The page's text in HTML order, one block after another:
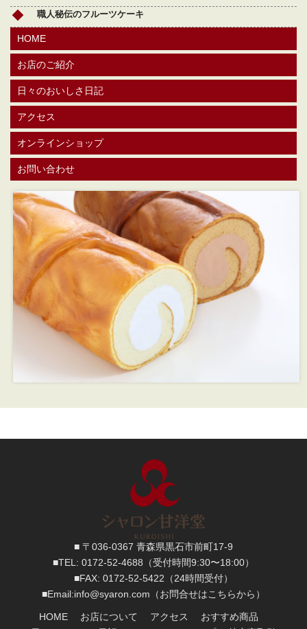
職人秘伝のフルーツケーキ
HOME
お店のご紹介
日々のおいしさ日記
アクセス
オンラインショップ
お問い合わせ
■ 〒036-0367 青森県黒石市前町17-9
■TEL: 0172-52-4688 （受付時間9:30〜18:00）
■FAX: 0172-52-5422 （24時間受付）
■Email:info@syaron.com （お問合せはこちらから）
HOME お店について アクセス
おすすめ商品